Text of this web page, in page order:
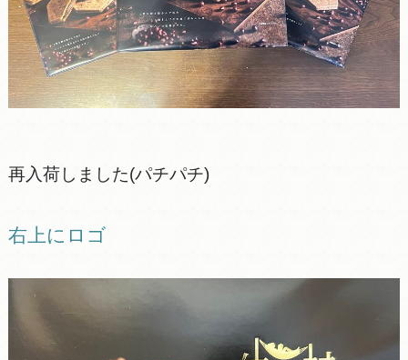
再入荷しました(パチパチ)
右上にロゴ